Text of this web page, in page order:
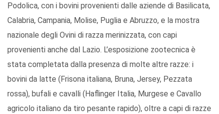
Podolica, con i bovini provenienti dalle aziende di Basilicata,
Calabria, Campania, Molise, Puglia e Abruzzo, e la mostra
nazionale degli Ovini di razza merinizzata, con capi
provenienti anche dal Lazio. L’esposizione zootecnica è
stata completata dalla presenza di molte altre razze: i
bovini da latte (Frisona italiana, Bruna, Jersey, Pezzata
rossa), bufali e cavalli (Haflinger Italia, Murgese e Cavallo
agricolo italiano da tiro pesante rapido), oltre a capi di razze